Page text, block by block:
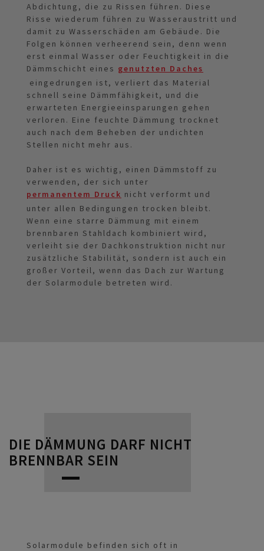
Abdichtung, die zu Rissen führen. Diese
Risse wiederum führen zu Wasseraustritt und
damit zu Wasserschäden am Gebäude. Die
Folgen können verheerend sein, denn wenn
erst einmal Wasser oder Feuchtigkeit in die
Dämmschicht eines genutzten Daches
eingedrungen ist, verliert das Material
schnell seine Dämmfähigkeit, und die
erwarteten Energieeinsparungen gehen
verloren. Eine feuchte Dämmung trocknet
auch nach dem Beheben der undichten
Stellen nicht mehr aus.
Daher ist es wichtig, einen Dämmstoff zu
verwenden, der sich unter
permanentem Druck nicht verformt und
unter allen Bedingungen trocken bleibt.
Wenn eine starre Dämmung mit einem
brennbaren Stahldach kombiniert wird,
verleiht sie der Dachkonstruktion nicht nur
zusätzliche Stabilität, sondern ist auch ein
großer Vorteil, wenn das Dach zur Wartung
der Solarmodule betreten wird.
DIE DÄMMUNG DARF NICHT
BRENNBAR SEIN
Solarmodule befinden sich oft in